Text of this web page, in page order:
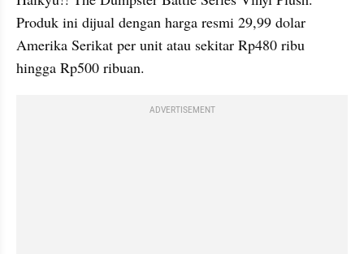
Produk ini dijual dengan harga resmi 29,99 dolar
Amerika Serikat per unit atau sekitar Rp480 ribu
hingga Rp500 ribuan.
ADVERTISEMENT